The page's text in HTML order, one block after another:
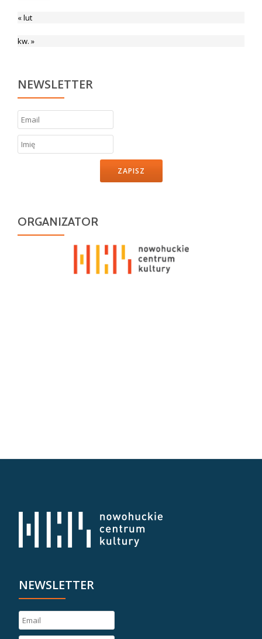
« lut
kw. »
NEWSLETTER
ZAPISZ
ORGANIZATOR
NEWSLETTER